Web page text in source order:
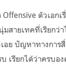
Offensive ตัวเอก
สายเทคที่เรียกว่า
ย ปัญหาทางการสื่
บ เรียกได้ว่าครบอ